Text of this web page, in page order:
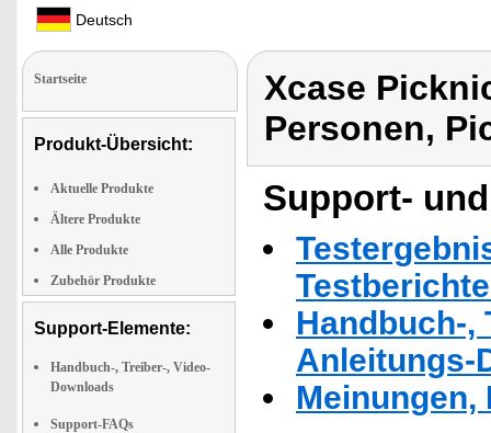
Deutsch
Startseite
Produkt-Übersicht:
Aktuelle Produkte
Ältere Produkte
Alle Produkte
Zubehör Produkte
Support-Elemente:
Handbuch-, Treiber-, Video-
Downloads
Support-FAQs
Xcase
Personen,
Support-
Handbuch-,
Anleitungs-